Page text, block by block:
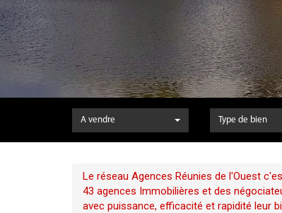
A vendre Type de bien
Le réseau Agences Réunies de l'Ouest
43 agences Immobilières et des
avec puissance, efficacité et rapidité leur